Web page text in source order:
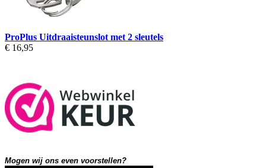
ProPlus Uitdraaisteunslot met 2 sleutels
€ 16,95
Mogen wij ons even voorstellen?